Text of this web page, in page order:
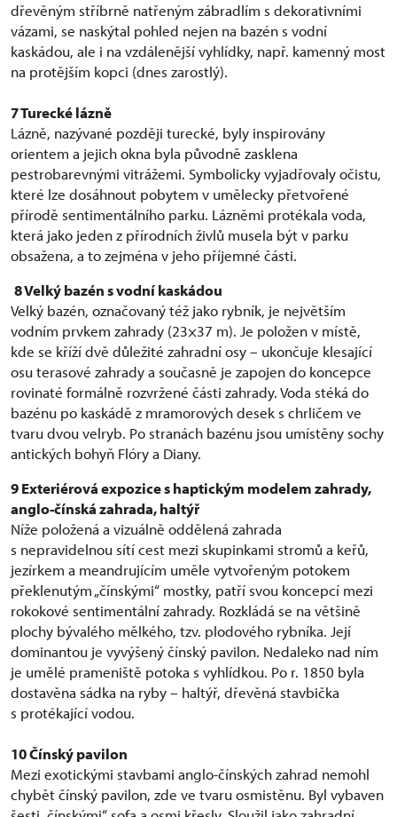
dřevěným stříbrně natřeným zábradlím s dekorativními
vázami, se naskýtal pohled nejen na bazén s vodní
kaskádou, ale i na vzdálenější vyhlídky, např. kamenný most
na protějším kopci (dnes zarostlý).
7 Turecké lázně
Lázně, nazývané později turecké, byly inspirovány
orientem a jejich okna byla původně zasklena
pestrobarevnými vitrážemi. Symbolicky vyjadřovaly očistu,
které lze dosáhnout pobytem v umělecky přetvořené
přírodě sentimentálního parku. Lázněmi protékala voda,
která jako jeden z přírodních živlů musela být v parku
obsažena, a to zejména v jeho příjemné části.
8Velký bazén s vodní kaskádou
Velký bazén, označovaný též jako rybník, je největším
vodním prvkem zahrady (23×37 m). Je položen v místě,
kde se kříží dvě důležité zahradní osy – ukončuje klesající
osu terasové zahrady a současně je zapojen do koncepce
rovinaté formálně rozvržené části zahrady. Voda stéká do
bazénu po kaskádě z mramorových desek s chrličem ve
tvaru dvou velryb. Po stranách bazénu jsou umístěny sochy
antických bohyň Flóry a Diany.
9 Exteriérová expozice s haptickým modelem zahrady,
anglo-čínská zahrada, haltýř
Níže položená a vizuálně oddělená zahrada
s nepravidelnou sítí cest mezi skupinkami stromů a keřů,
jezírkem a meandrujícím uměle vytvořeným potokem
překlenutým „čínskými“ mostky, patří svou koncepcí mezi
rokokové sentimentální zahrady. Rozkládá se na většině
plochy bývalého mělkého, tzv. plodového rybníka. Její
dominantou je vyvýšený čínský pavilon. Nedaleko nad ním
je umělé prameniště potoka s vyhlídkou. Po r. 1850 byla
dostavěna sádka na ryby – haltýř, dřevěná stavbička
s protékající vodou.
10Čínský pavilon
Mezi exotickými stavbami anglo-čínských zahrad nemohl
chybět čínský pavilon, zde ve tvaru osmistěnu. Byl vybaven